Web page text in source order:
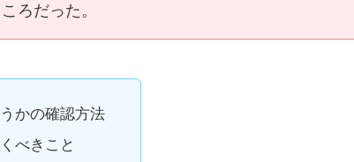
ろだった。
かの確認方法
べきこと